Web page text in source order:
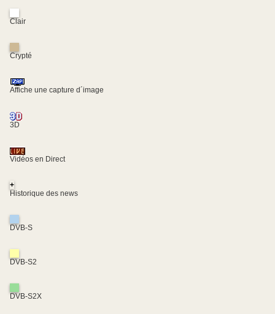
Clair
Crypté
Affiche une capture d´image
3D
Vidéos en Direct
+
Historique des news
DVB-S
DVB-S2
DVB-S2X